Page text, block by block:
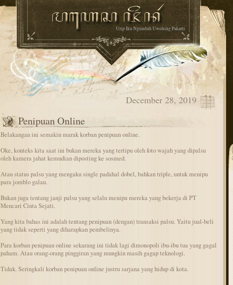
Urip Iku Ngunduh Uwohing Pakarti
December 28, 2019
Penipuan Online
Belakangan ini semakin marak korban penipuan online.
Oke, konteks kita saat ini bukan mereka yang tertipu oleh foto wajah yang dipalsu
oleh kamera jahat kemudian diposting ke sosmed.
Atau status palsu yang mengaku single padahal dobel, bahkan triple, untuk menipu
para jomblo galau.
Bukan juga tentang janji palsu yang selalu menipu mereka yang bekerja di PT
Mencari Cinta Sejati.
Yang kita bahas ini adalah tentang penipuan (dengan) transaksi palsu. Yaitu jual-beli
yang tidak seperti yang diharapkan pembelinya.
Para korban penipuan online sekarang ini tidak lagi dimonopoli ibu-ibu tua yang gagal
paham. Atau orang-orang pinggiran yang mungkin masih gagap teknologi.
Tidak. Seringkali korban penipuan online justru sarjana yang hidup di kota.